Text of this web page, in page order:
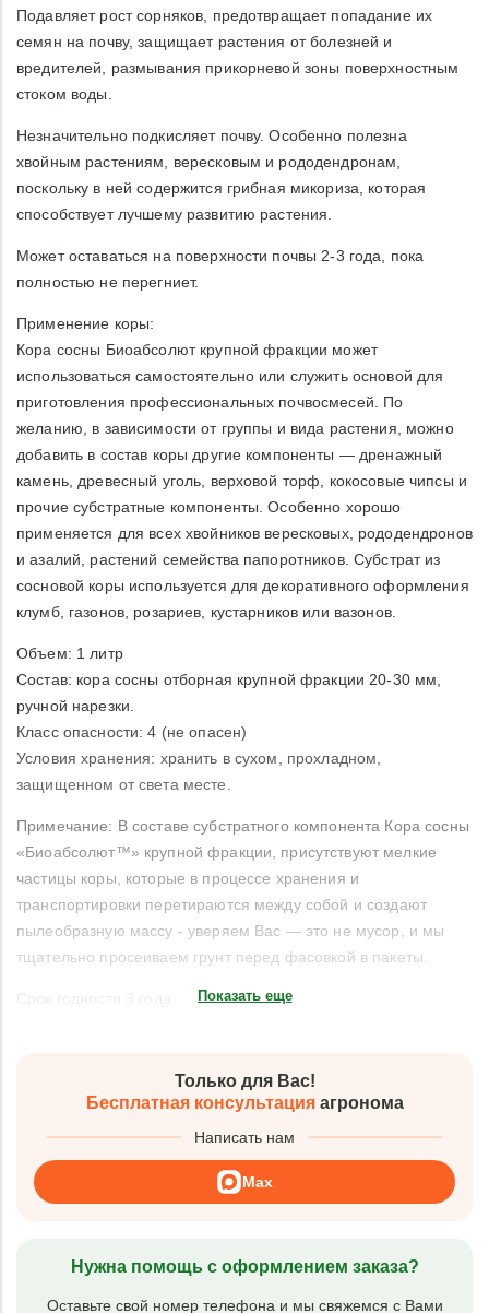
Подавляет рост сорняков, предотвращает попадание их
семян на почву, защищает растения от болезней и
вредителей, размывания прикорневой зоны поверхностным
стоком воды.
Незначительно подкисляет почву. Особенно полезна
хвойным растениям, вересковым и рододендронам,
поскольку в ней содержится грибная микориза, которая
способствует лучшему развитию растения.
Может оставаться на поверхности почвы 2-3 года, пока
полностью не перегниет.
Применение коры:
Кора сосны Биоабсолют крупной фракции может
использоваться самостоятельно или служить основой для
приготовления профессиональных почвосмесей. По
желанию, в зависимости от группы и вида растения, можно
добавить в состав коры другие компоненты — дренажный
камень, древесный уголь, верховой торф, кокосовые чипсы и
прочие субстратные компоненты. Особенно хорошо
применяется для всех хвойников вересковых, рододендронов
и азалий, растений семейства папоротников. Субстрат из
сосновой коры используется для декоративного оформления
клумб, газонов, розариев, кустарников или вазонов.
Объем: 1 литр
Состав: кора сосны отборная крупной фракции 20-30 мм,
ручной нарезки.
Класс опасности: 4 (не опасен)
Условия хранения: хранить в сухом, прохладном,
защищенном от света месте.
Примечание: В составе субстратного компонента Кора сосны
«Биоабсолют™» крупной фракции, присутствуют мелкие
частицы коры, которые в процессе хранения и
транспортировки перетираются между собой и создают
пылеобразную массу - уверяем Вас — это не мусор, и мы
тщательно просеиваем грунт перед фасовкой в пакеты.
Показать еще
Только для Вас!
Бесплатная консультацияагронома
Написать нам
Max
Нужна помощь с оформлением заказа?
Оставьте свой номер телефона и мы свяжемся с Вами